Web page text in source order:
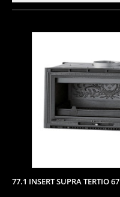
77.1 INSERT SUPRA TERTIO 67